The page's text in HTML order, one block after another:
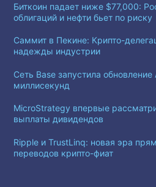
Биткоин падает ниже $77,000:
облигаций и нефти бьет по риску
Саммит в Пекине: Крипто-
надежды индустрии
Сеть Base запустила
миллисекунд
MicroStrategy впервые
выплаты дивидендов
Ripple и TrustLinq: новая эра
переводов крипто-фиат